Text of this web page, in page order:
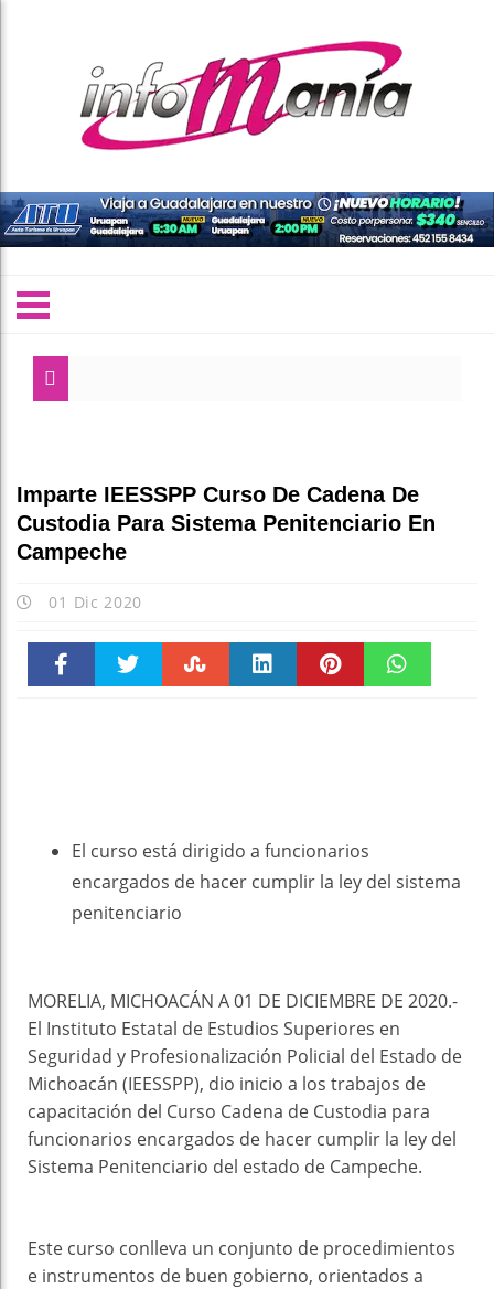
Imparte IEESSPP Curso De Cadena De
Custodia Para Sistema Penitenciario En
Campeche
01 Dic 2020
El curso está dirigido a funcionarios
encargados de hacer cumplir la ley del sistema
penitenciario
MORELIA, MICHOACÁN A 01 DE DICIEMBRE DE 2020.-
El Instituto Estatal de Estudios Superiores en
Seguridad y Profesionalización Policial del Estado de
Michoacán (IEESSPP), dio inicio a los trabajos de
capacitación del Curso Cadena de Custodia para
funcionarios encargados de hacer cumplir la ley del
Sistema Penitenciario del estado de Campeche.
Este curso conlleva un conjunto de procedimientos
e instrumentos de buen gobierno, orientados a